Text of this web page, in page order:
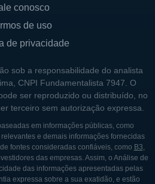
a Concert busca
de um público amplo,
empresários a grandes
clientes e a criação de
se destacam como um
no mercado
E PRINCIPAIS
conosco
de uso
de privacidade
sob a responsabilidade do analista
CNPI Fundamentalista 7947. O
ser reproduzido ou distribuído, no
terceiro sem autorização expressa.
em informações públicas, como
e demais informações fornecidas
fontes consideradas confiáveis, como B3,
das empresas. Assim, o Análise de
das informações apresentadas pelas
expressa sobre a sua exatidão, e estão